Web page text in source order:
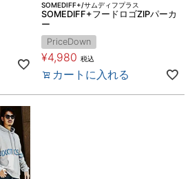
SOMEDIFF+/サムディフプラス
SOMEDIFF+フードロゴZIPパーカ
ー
PriceDown
¥4,980 税込
カートに入れる